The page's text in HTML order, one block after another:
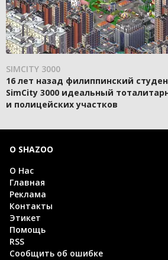
SIMCITY 3000
16 лет назад филиппинский
SimCity 3000 идеальный
и полицейских участков
О SHAZOO
О Нас
Главная
Реклама
Контакты
Этикет
Помощь
RSS
Сообщить об ошибке